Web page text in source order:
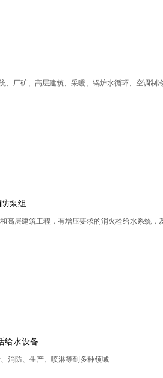
、厂矿、高层建筑、采暖、锅炉水循环、空调制
泵组
高层建筑工程，有增压要求的消火栓给水系统，
给水设备
消防、生产、喷淋等到多种领域